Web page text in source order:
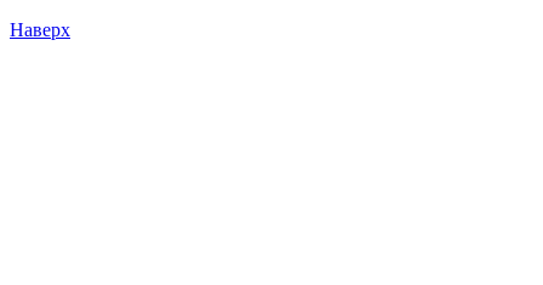
Наверх